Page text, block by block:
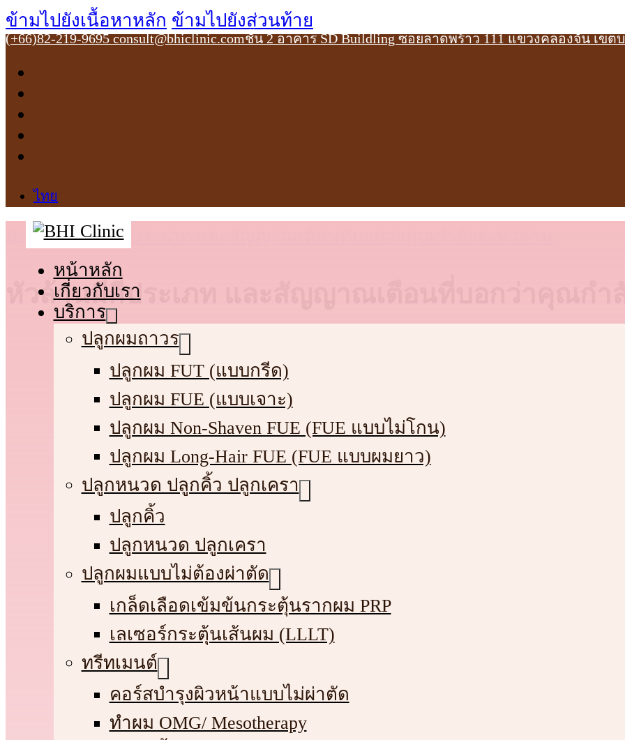
ข้ามไปยังเนื้อหาหลัก ข้ามไปยังส่วนท้าย
(+66)82-219-9695consult@bhiclinic.comชั้น 2 อาคาร SD Buildling ซอยลาดพร้าว 111 แขวงคลองจั่น เขต
ไทย
หน้าหลัก
เกี่ยวกับเรา
บริการ
ปลูกผมถาวร
ปลูกผม FUT (แบบกรีด)
ปลูกผม FUE (แบบเจาะ)
ปลูกผม Non-Shaven FUE (FUE แบบไม่โกน)
ปลูกผม Long-Hair FUE (FUE แบบผมยาว)
ปลูกหนวด ปลูกคิ้ว ปลูกเครา
ปลูกคิ้ว
ปลูกหนวด ปลูกเครา
ปลูกผมแบบไม่ต้องผ่าตัด
เกล็ดเลือดเข้มข้นกระตุ้นรากผม PRP
เลเซอร์กระตุ้นเส้นผม (LLLT)
ทรีทเมนต์
คอร์สบำรุงผิวหน้าแบบไม่ผ่าตัด
ทําผม OMG/ Mesotherapy
Blog>หัวล้านมีกี่ประเภท และสัญญาณเตือนที่บอกว่าคุณกำลังจะหัวล้าน
หัวล้านมีกี่ประเภท และสัญญาณเตือนที่บอกว่าคุณกำลั